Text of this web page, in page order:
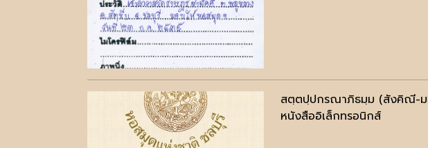
สตฺตปฺปกรณาภิธมฺม (สังคิณี-ม
หนังสืออิเล็กทรอนิกส์